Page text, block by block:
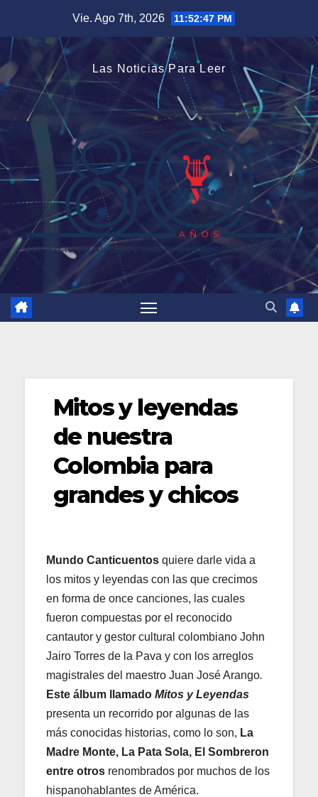
contenido
Vie. Ago 7th, 2026 11:52:47 PM
Las Noticias Para Leer
Mitos y leyendas
de nuestra
Colombia para
grandes y chicos
Mundo Canticuentos quiere darle vida a
los mitos y leyendas con las que crecimos
en forma de once canciones, las cuales
fueron compuestas por el reconocido
cantautor y gestor cultural colombiano John
Jairo Torres de la Pava y con los arreglos
magistrales del maestro Juan José Arango.
Este álbum llamado Mitos y Leyendas
presenta un recorrido por algunas de las
más conocidas historias, como lo son, La
Madre Monte, La Pata Sola, El Sombreron
entre otros renombrados por muchos de los
hispanohablantes de América.